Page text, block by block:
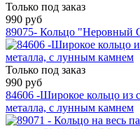
Только под заказ
990 руб
89075- Кольцо "Неровный
Только под заказ
990 руб
84606 -Широкое кольцо из
металла, с лунным камнем